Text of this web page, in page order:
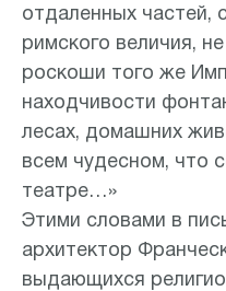
отдаленных частей,
римского величия,
роскоши того же
находчивости
лесах, домашних
всем чудесном, что
театре…»
Этими словами в
архитектор
выдающихся